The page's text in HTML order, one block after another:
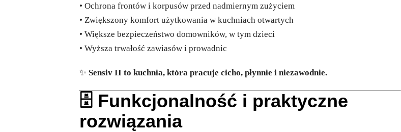
• Ochrona frontów i korpusów przed nadmiernym zużyciem
• Zwiększony komfort użytkowania w kuchniach otwartych
• Większe bezpieczeństwo domowników, w tym dzieci
• Wyższa trwałość zawiasów i prowadnic
✨ Sensiv II to kuchnia, która pracuje cicho, płynnie i niezawodnie.
🗄️ Funkcjonalność i praktyczne
rozwiązania